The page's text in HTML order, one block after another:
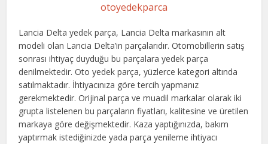
otoyedekparca
Lancia Delta yedek parça, Lancia Delta markasının alt
modeli olan Lancia Delta’in parçalarıdır. Otomobillerin satış
sonrası ihtiyaç duyduğu bu parçalara yedek parça
denilmektedir. Oto yedek parça, yüzlerce kategori altında
satılmaktadır. İhtiyacınıza göre tercih yapmanız
gerekmektedir. Orijinal parça ve muadil markalar olarak iki
grupta listelenen bu parçaların fiyatları, kalitesine ve üretilen
markaya göre değişmektedir. Kaza yaptığınızda, bakım
yaptırmak istediğinizde yada parça yenileme ihtiyacı